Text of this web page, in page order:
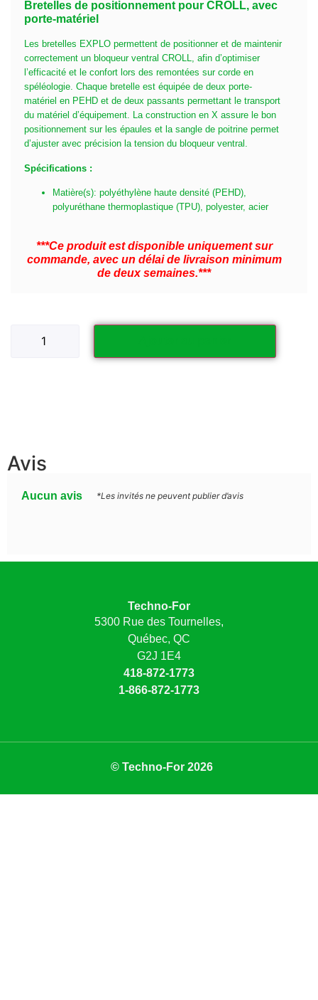
Bretelles de positionnement pour CROLL, avec
porte-matériel
Les bretelles EXPLO permettent de positionner et de maintenir
correctement un bloqueur ventral CROLL, afin d’optimiser
l’efficacité et le confort lors des remontées sur corde en
spéléologie. Chaque bretelle est équipée de deux porte-
matériel en PEHD et de deux passants permettant le transport
du matériel d’équipement. La construction en X assure le bon
positionnement sur les épaules et la sangle de poitrine permet
d’ajuster avec précision la tension du bloqueur ventral.
Spécifications :
Matière(s): polyéthylène haute densité (PEHD),
polyuréthane thermoplastique (TPU), polyester, acier
***Ce produit est disponible uniquement sur
commande, avec un délai de livraison minimum
de deux semaines.***
Avis
Aucun avis *Les invités ne peuvent publier d’avis
Techno-For
5300 Rue des Tournelles,
Québec, QC
G2J 1E4
418-872-1773
1-866-872-1773
© Techno-For 2026